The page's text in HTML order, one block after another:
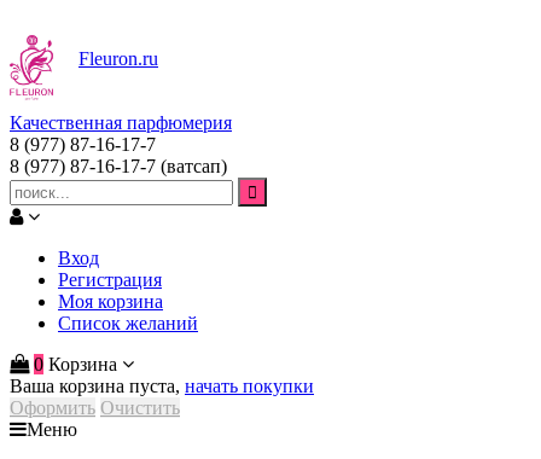
Fleuron.ru
Качественная парфюмерия
8 (977) 87-16-17-7
8 (977) 87-16-17-7 (ватсап)
Вход
Регистрация
Моя корзина
Список желаний
0 Корзина
Ваша корзина пуста, начать покупки
Оформить Очистить
Меню